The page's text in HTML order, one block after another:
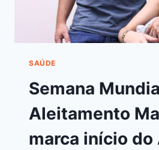
SAÚDE
Semana
Aleitamento
marca início do